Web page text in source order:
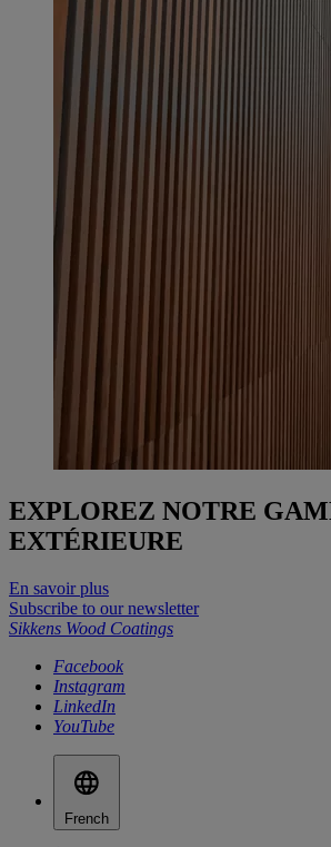
EXPLOREZ NOTRE
EXTÉRIEURE
En savoir plus
Subscribe to our newsletter
Sikkens Wood Coatings
Facebook
Instagram
LinkedIn
YouTube
French